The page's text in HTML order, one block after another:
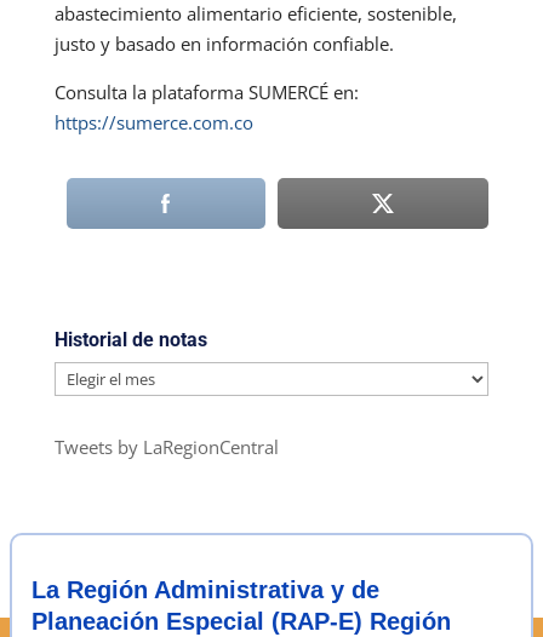
abastecimiento alimentario eficiente, sostenible,
justo y basado en información confiable.
Consulta la plataforma SUMERCÉ en:
https://sumerce.com.co
Historial de notas
Historial
notas
Tweets by LaRegionCentral
La Región Administrativa y de
Planeación Especial (RAP-E) Región